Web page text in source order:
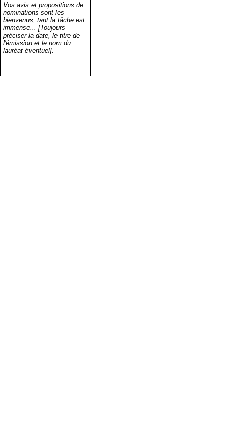
Vos avis et propositions de
nominations sont les
bienvenus, tant la tâche est
immense... [Toujours
préciser la date, le titre de
l'émission et le nom du
lauréat éventuel].